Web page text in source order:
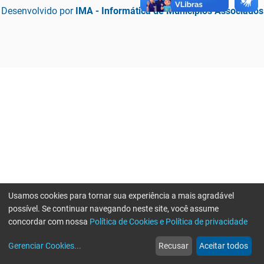
Desenvolvido por IMA - Informática de Municípios Associados
web
Notícias
more_horiz
Mais
Usamos cookies para tornar sua experiência a mais agradável
possível. Se continuar navegando neste site, você assume
concordar com nossa Política de Cookies e Política de privacidade
Gerenciar Cookies... Recusar Aceitar todos
Erro ao enviar informações, por favor tente novamente